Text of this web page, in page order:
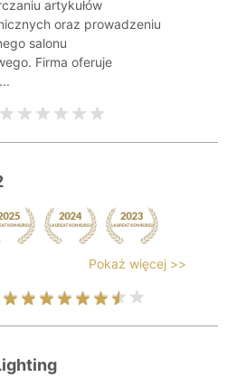
artykułów
oraz prowadzeniu
salonu
Firma oferuje
Pokaż więcej >>